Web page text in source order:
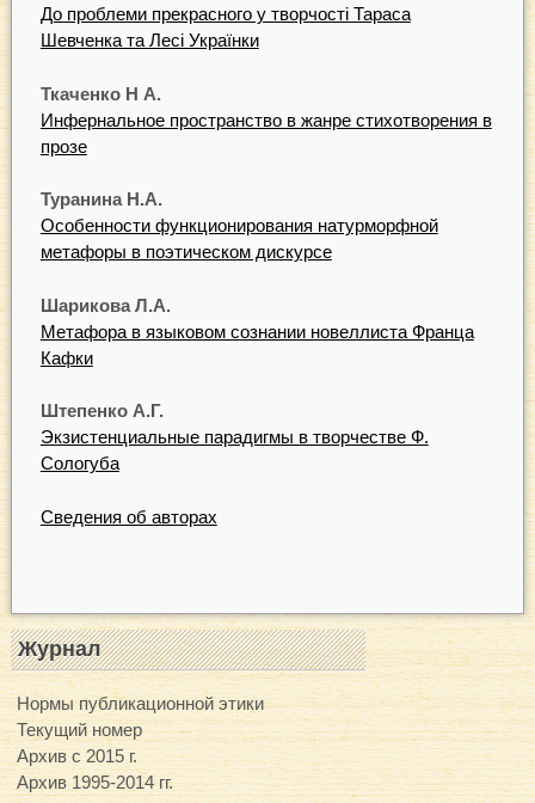
До проблеми прекрасного у творчості Тараса
Шевченка та Лесі Українки
Ткаченко Н А.
Инфернальное пространство в жанре стихотворения в
прозе
Туранина Н.А.
Особенности функционирования натурморфной
метафоры в поэтическом дискурсе
Шарикова Л.А.
Метафора в языковом сознании новеллиста Франца
Кафки
Штепенко А.Г.
Экзистенциальные парадигмы в творчестве Ф.
Сологуба
Сведения об авторах
Журнал
Нормы публикационной этики
Текущий номер
Архив с 2015 г.
Архив 1995-2014 гг.